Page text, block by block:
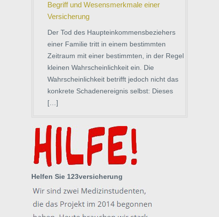
Begriff und Wesensmerkmale einer
Versicherung
Der Tod des Haupteinkommensbeziehers
einer Familie tritt in einem bestimmten
Zeitraum mit einer bestimmten, in der Regel
kleinen Wahrscheinlichkeit ein. Die
Wahrscheinlichkeit betrifft jedoch nicht das
konkrete Schadenereignis selbst: Dieses
[…]
Helfen Sie 123versicherung